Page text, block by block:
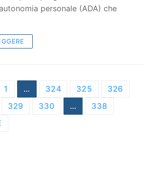
personale (ADA) che
1 … 324 325
326
329 330 …
338